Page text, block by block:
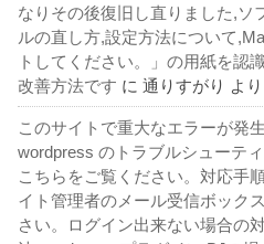
なりその後復旧し直りました,ソ
ルの直し方,設定方法について
トしてください。」の用紙を認
改善方法です に 通りすがり より
このサイトで重大なエラーが発
wordpress のトラブルシューテ
こちらをご覧ください。対応手
イト管理者のメール受信ボック
さい。ログイン出来ない場合の